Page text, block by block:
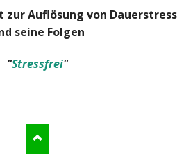
zur Auflösung von Dauerstress
seine Folgen
"Stressfrei"